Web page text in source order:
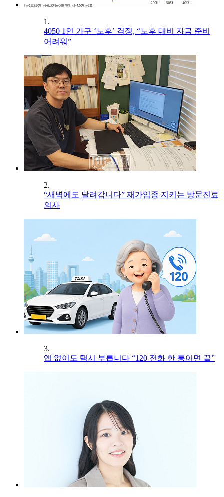
1.
4050 1인 가구 ‘노후’ 걱정, “노후 대비 자금 준비
어려워”
2.
“새벽에도 달려갑니다” 재가임종 지키는 방문진료
의사
3.
앱 없이도 택시 부릅니다 “120 전화 한 통이면 끝”